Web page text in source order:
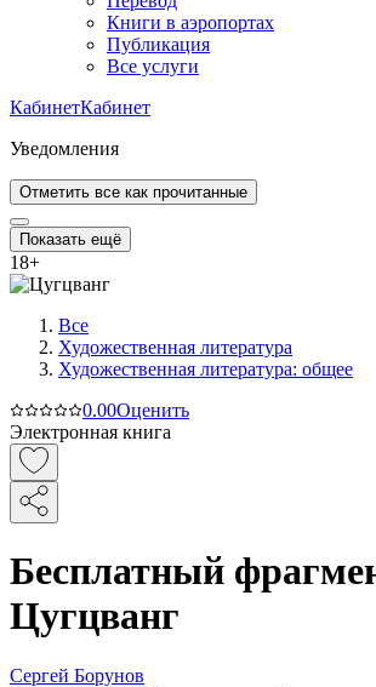
Книги в аэропортах
Публикация
Все услуги
КабинетКабинет
Уведомления
Отметить все как прочитанные
Показать ещё
18+
Все
Художественная литература
Художественная литература: общее
0.00Оценить
Электронная книга
Бесплатный
Цугцванг
Сергей Борунов